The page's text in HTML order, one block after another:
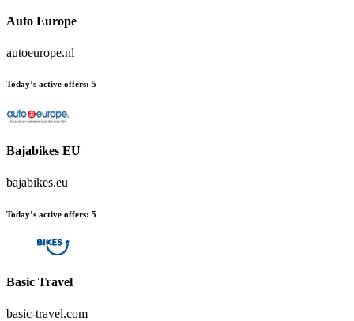
Auto Europe
autoeurope.nl
Today’s active offers: 5
Bajabikes EU
bajabikes.eu
Today’s active offers: 5
Basic Travel
basic-travel.com